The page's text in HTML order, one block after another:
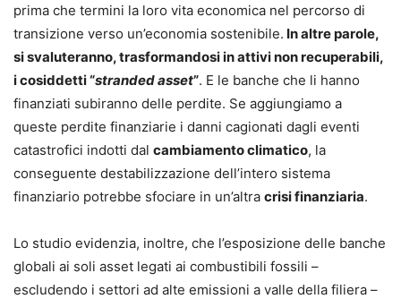
prima che termini la loro vita economica nel percorso di
transizione verso un’economia sostenibile. In altre parole,
si svaluteranno, trasformandosi in attivi non recuperabili,
i cosiddetti “stranded asset”. E le banche che li hanno
finanziati subiranno delle perdite. Se aggiungiamo a
queste perdite finanziarie i danni cagionati dagli eventi
catastrofici indotti dal cambiamento climatico, la
conseguente destabilizzazione dell’intero sistema
finanziario potrebbe sfociare in un’altra crisi finanziaria.
Lo studio evidenzia, inoltre, che l’esposizione delle banche
globali ai soli asset legati ai combustibili fossili –
escludendo i settori ad alte emissioni a valle della filiera –